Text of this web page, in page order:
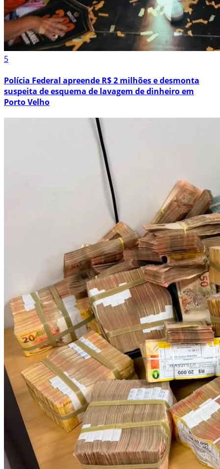
5
Polícia Federal apreende R$ 2 milhões e desmonta
suspeita de esquema de lavagem de dinheiro em
Porto Velho